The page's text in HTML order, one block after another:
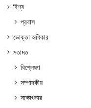
বিশ্ব
প্রবাস
ভোক্তা অধিকার
মতামত
বিশ্লেষণ
সম্পাদকীয়
সাক্ষাৎকার